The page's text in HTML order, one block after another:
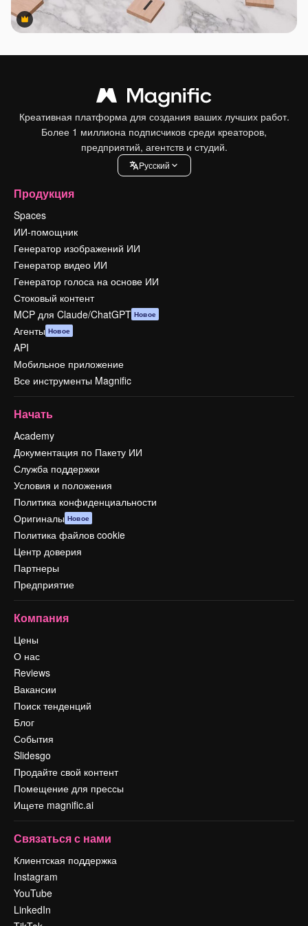
Premium
Premium
Креативная платформа для создания ваших лучших работ.
Более 1 миллиона подписчиков среди креаторов,
предприятий, агентств и студий.
Pусский
Продукция
Spaces
ИИ-помощник
Генератор изображений ИИ
Генератор видео ИИ
Генератор голоса на основе ИИ
Стоковый контент
MCP для Claude/ChatGPT Новое
Агенты Новое
API
Мобильное приложение
Все инструменты Magnific
Начать
Academy
Документация по Пакету ИИ
Служба поддержки
Условия и положения
Политика конфиденциальности
Оригиналы Новое
Политика файлов cookie
Центр доверия
Партнеры
Предприятие
Компания
Цены
О нас
Reviews
Вакансии
Поиск тенденций
Блог
События
Slidesgo
Продайте свой контент
Помещение для прессы
Ищете magnific.ai
Связаться с нами
Клиентская поддержка
Instagram
YouTube
LinkedIn